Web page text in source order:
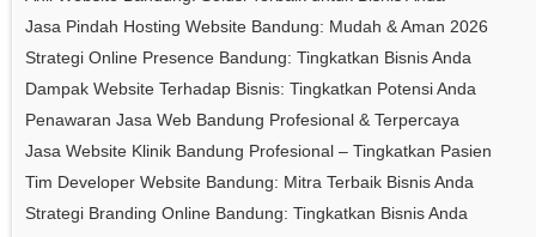
Jasa Pindah Hosting Website Bandung: Mudah & Aman 2026
Strategi Online Presence Bandung: Tingkatkan Bisnis Anda
Dampak Website Terhadap Bisnis: Tingkatkan Potensi Anda
Penawaran Jasa Web Bandung Profesional & Terpercaya
Jasa Website Klinik Bandung Profesional – Tingkatkan Pasien
Tim Developer Website Bandung: Mitra Terbaik Bisnis Anda
Strategi Branding Online Bandung: Tingkatkan Bisnis Anda